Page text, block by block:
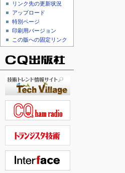
リンク先の更新状況
アップロード
特別ページ
印刷用バージョン
この版への固定リンク